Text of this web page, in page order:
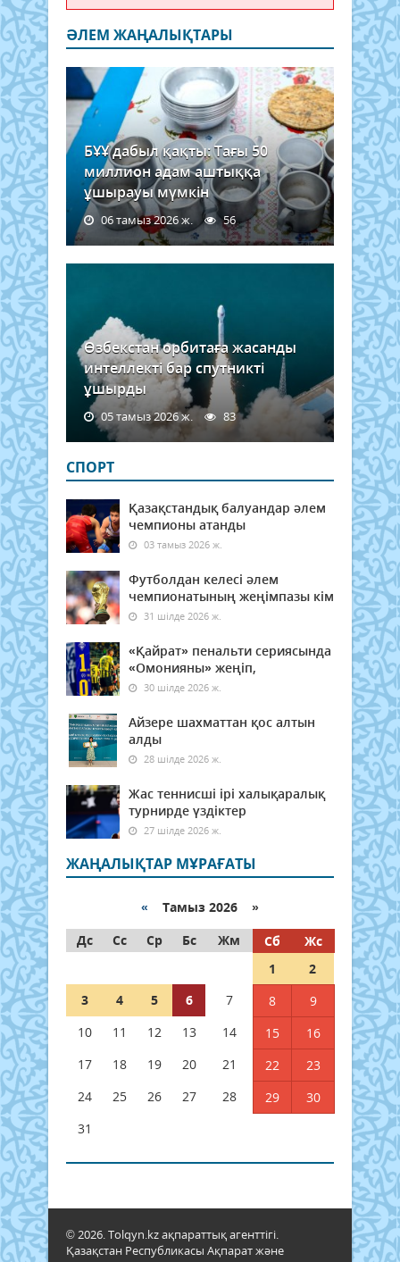
ӘЛЕМ ЖАҢАЛЫҚТАРЫ
БҰҰ дабыл қақты: Тағы 50
миллион адам аштыққа
ұшырауы мүмкін
06 тамыз 2026 ж. 56
Өзбекстан орбитаға жасанды
интеллекті бар спутникті
ұшырды
05 тамыз 2026 ж. 83
СПОРТ
Қазақстандық балуандар әлем
чемпионы атанды
03 тамыз 2026 ж.
Футболдан келесі әлем
чемпионатының жеңімпазы кім
31 шілде 2026 ж.
«Қайрат» пенальти сериясында
«Омонияны» жеңіп,
30 шілде 2026 ж.
Айзере шахматтан қос алтын
алды
28 шілде 2026 ж.
Жас теннисші ірі халықаралық
турнирде үздіктер
27 шілде 2026 ж.
ЖАҢАЛЫҚТАР МҰРАҒАТЫ
« Тамыз 2026 »
Дс
Сс Ср Бс Жм Сб
Жс
1
2
3
4 5 6 7 8
9
10
11 12 13 14 15
16
17
18 19 20 21 22
23
24
25 26 27 28 29
30
31
© 2026. Tolqyn.kz ақпараттық агенттігі.
Қазақстан Республикасы Ақпарат және